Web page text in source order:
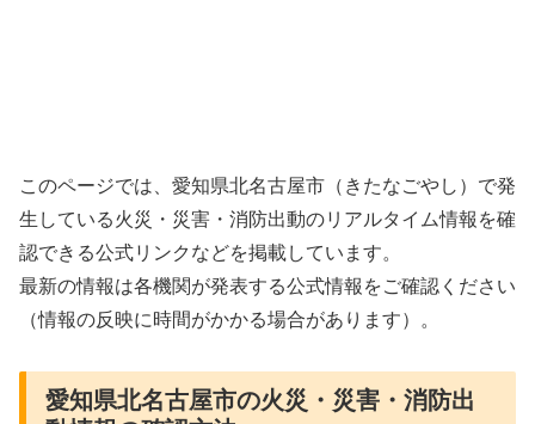
このページでは、愛知県北名古屋市（きたなごやし）で発
生している火災・災害・消防出動のリアルタイム情報を確
認できる公式リンクなどを掲載しています。
最新の情報は各機関が発表する公式情報をご確認ください
（情報の反映に時間がかかる場合があります）。
愛知県北名古屋市の火災・災害・消防出